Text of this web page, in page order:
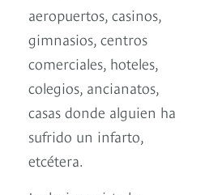
aeropuertos, casinos,
gimnasios, centros
comerciales, hoteles,
colegios, ancianatos,
casas donde alguien ha
sufrido un infarto,
etcétera.